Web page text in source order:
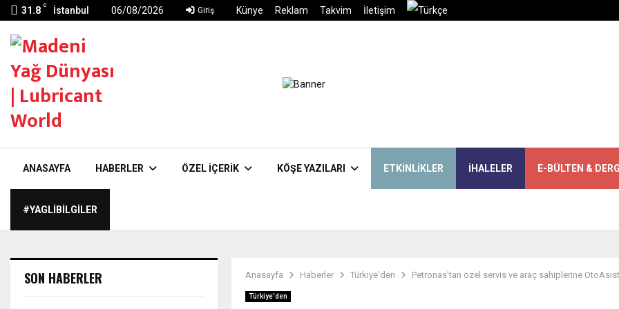
31.8 C İstanbul 06/08/2026 Giriş Künye Reklam Takvim İletişim
ANASAYFA HABERLER ÖZEL İÇERIK KÖŞE YAZILARI ETKINLIKLER İHALELER E-BÜLTEN &
#YAGLIBILGILER
Anasayfa Haberler Türkiye'den Petronas’tan özel servis ve araç sahiplerine
Türkiye'den
SON HABERLER